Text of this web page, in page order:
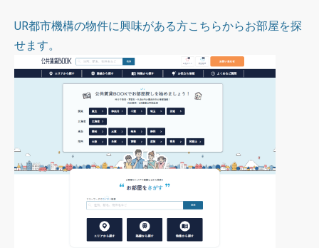
UR都市機構の物件に興味がある方こちらからお部屋を探
せます。